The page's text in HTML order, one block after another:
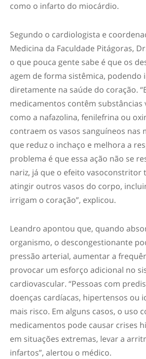
como o infarto do miocárdio.
Segundo o cardiologista e
Medicina da Faculdade Pitágoras,
o que pouca gente sabe é que os
agem de forma sistêmica, podendo
diretamente na saúde do coração.
medicamentos contêm
como a nafazolina, fenilefrina ou
contraem os vasos sanguíneos nas
que reduz o inchaço e melhora a
problema é que essa ação não se
nariz, já que o efeito vasoconstritor
atingir outros vasos do corpo,
irrigam o coração”, explicou.
Leandro apontou que, quando
organismo, o descongestionante
pressão arterial, aumentar a
provocar um esforço adicional no
cardiovascular. “Pessoas com
doenças cardíacas, hipertensos ou
mais risco. Em alguns casos, o uso
medicamentos pode causar crises
em situações extremas, levar a
infartos”, alertou o médico.